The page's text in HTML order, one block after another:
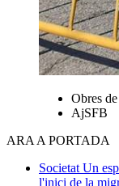
Obres
AjSFB
ARA A PORTADA
Societat Un
l'inici de la